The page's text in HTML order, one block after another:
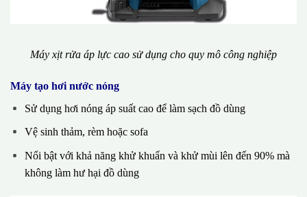
Máy xịt rửa áp lực cao sử dụng cho quy mô công nghiệp
Máy tạo hơi nước nóng
Sử dụng hơi nóng áp suất cao để làm sạch đồ dùng
Vệ sinh thảm, rèm hoặc sofa
Nổi bật với khả năng khử khuẩn và khử mùi lên đến 90% mà
không làm hư hại đồ dùng